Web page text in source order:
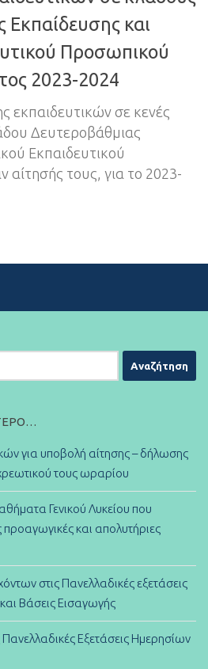
Εκπαίδευσης και
Προσωπικού
2023-2024
εκπαιδευτικών σε κενές
Δευτεροβάθμιας
Εκπαιδευτικού
αίτησής τους, για το 2023-
για υποβολή αίτησης – δήλωσης
τους ωραρίου
Γενικού Λυκείου που
προαγωγικές και απολυτήριες
στις Πανελλαδικές εξετάσεις
και Βάσεις Εισαγωγής
Πανελλαδικές Εξετάσεις Ημερησίων